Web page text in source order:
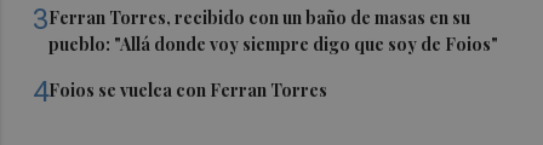
3Ferran Torres, recibido con un baño de masas en su
pueblo: "Allá donde voy siempre digo que soy de Foios"
4Foios se vuelca con Ferran Torres